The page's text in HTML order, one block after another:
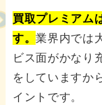
買取プレミアム
す。業界内では
ビス面がかなり
をしていますか
イントです。